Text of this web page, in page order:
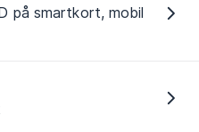
på smartkort, mobil